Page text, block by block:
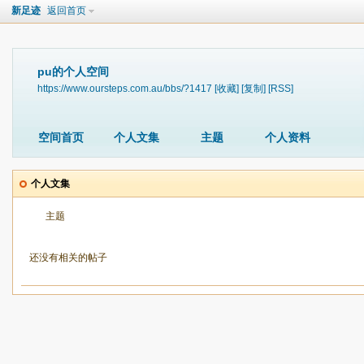
新足迹 返回首页
pu的个人空间
https://www.oursteps.com.au/bbs/?1417 [收藏] [复制] [RSS]
空间首页 个人文集 主题 个人资料
个人文集
主题
还没有相关的帖子